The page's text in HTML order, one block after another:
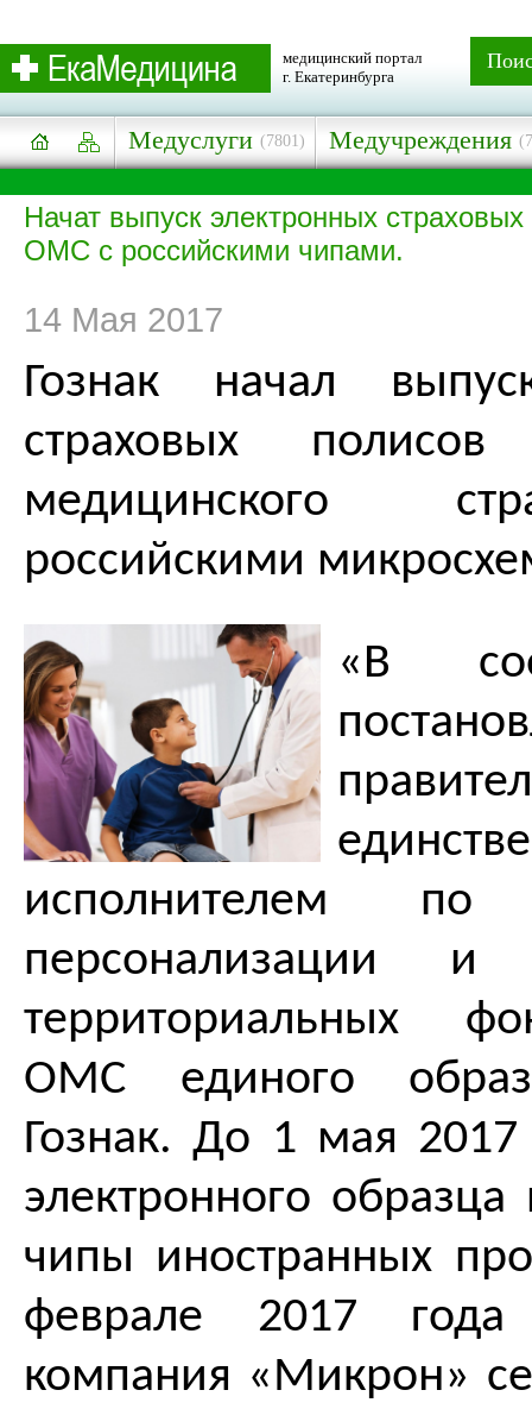
медицинский портал
г. Екатеринбурга
Медуслуги (7801) Медучреждения
Начат выпуск электронных
ОМС с российскими чипами.
14 Мая 2017
Гознак начал
страховых полисов
медицинского
российскими
«В
исполнителем по
персонализации
территориальных
ОМС единого
Гознак. До 1 мая 2017
электронного образца
чипы иностранных
феврале 2017 года
компания «Микрон»